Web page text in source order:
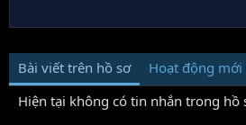
Bài viết trên hồ sơ Hoạt động mới
Hiện tại không có tin nhắn trong hồ